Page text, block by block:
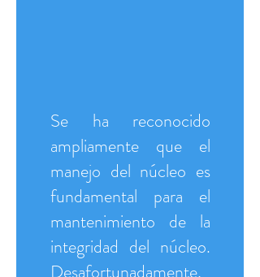
Se ha reconocido
ampliamente que el
manejo del núcleo es
fundamental para el
mantenimiento de la
integridad del núcleo.
Desafortunadamente,